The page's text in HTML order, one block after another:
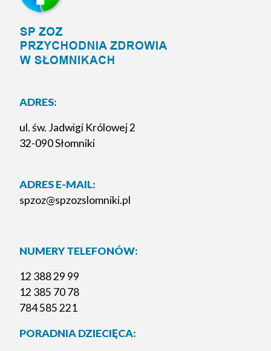
ADRES:
ul. św. Jadwigi Królowej 2
32-090 Słomniki
ADRES E-MAIL:
spzoz@spzozslomniki.pl
NUMERY TELEFONÓW:
12 388 29 99
12 385 70 78
784 585 221
PORADNIA DZIECIĘCA: